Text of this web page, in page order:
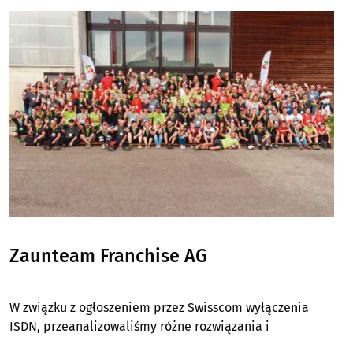
Zaunteam Franchise AG
W związku z ogłoszeniem przez Swisscom wyłączenia
ISDN, przeanalizowaliśmy różne rozwiązania i